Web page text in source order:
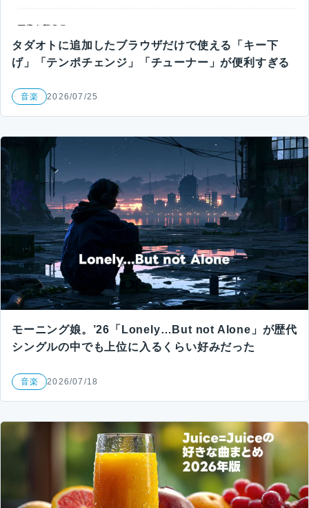
タダオトに追加したブラウザだけで使える「キー下
げ」「テンポチェンジ」「チューナー」が便利すぎる
音楽 2026/07/25
モーニング娘。’26「Lonely…But not Alone」が歴代
シングルの中でも上位に入るくらい好みだった
音楽 2026/07/18